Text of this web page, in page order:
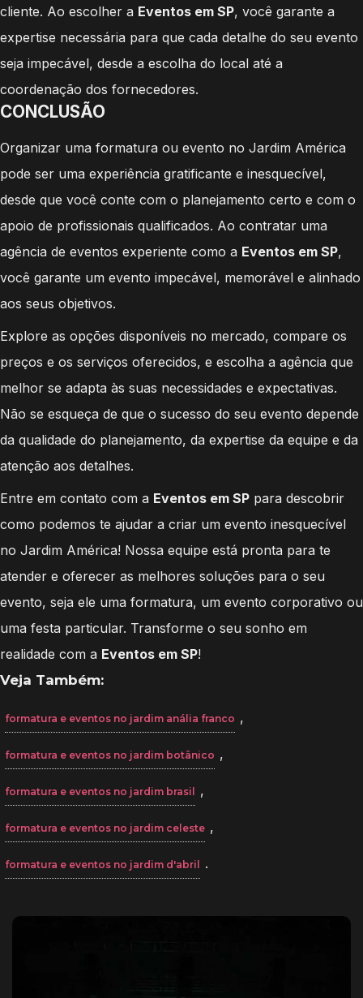
cliente. Ao escolher a Eventos em SP, você garante a
expertise necessária para que cada detalhe do seu evento
seja impecável, desde a escolha do local até a
coordenação dos fornecedores.
CONCLUSÃO
Organizar uma formatura ou evento no Jardim América
pode ser uma experiência gratificante e inesquecível,
desde que você conte com o planejamento certo e com o
apoio de profissionais qualificados. Ao contratar uma
agência de eventos experiente como a Eventos em SP,
você garante um evento impecável, memorável e alinhado
aos seus objetivos.
Explore as opções disponíveis no mercado, compare os
preços e os serviços oferecidos, e escolha a agência que
melhor se adapta às suas necessidades e expectativas.
Não se esqueça de que o sucesso do seu evento depende
da qualidade do planejamento, da expertise da equipe e da
atenção aos detalhes.
Entre em contato com a Eventos em SP para descobrir
como podemos te ajudar a criar um evento inesquecível
no Jardim América! Nossa equipe está pronta para te
atender e oferecer as melhores soluções para o seu
evento, seja ele uma formatura, um evento corporativo ou
uma festa particular. Transforme o seu sonho em
realidade com a Eventos em SP!
Veja Também:
formatura e eventos no jardim anália franco ,
formatura e eventos no jardim botânico ,
formatura e eventos no jardim brasil ,
formatura e eventos no jardim celeste ,
formatura e eventos no jardim d'abril .